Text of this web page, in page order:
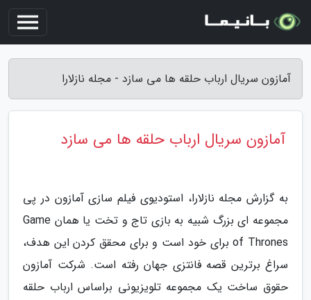
آمازون سریال ارباب حلقه ها می سازد - مجله نازلارا
آمازون سریال ارباب حلقه ها می سازد
به گزارش مجله نازلارا، استودیوی فیلم سازی آمازون در پی
مجموعه ای بزرگ شبیه به بازی تاج و تخت یا همان Game
of Thrones برای خود است و برای محقق کردن این هدف،
سراغ برترین قصه فانتزی جهان رفته است. شرکت آمازون
حقوق ساخت یک مجموعه تلویزیونی براساس ارباب حلقه